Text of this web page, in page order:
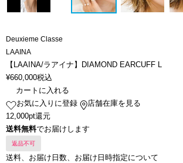
Deuxieme Classe
LAAINA
【LAAINA/ラアイナ】DIAMOND EARCUFF L
¥660,000税込
カートに入れる
お気に入りに登録
店舗在庫を見る
12,000pt還元
送料無料でお届けします
返品不可
送料、お届け日数、お届け日時指定について